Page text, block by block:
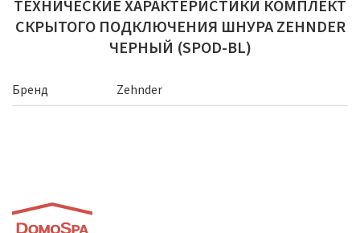
ТЕХНИЧЕСКИЕ ХАРАКТЕРИСТИКИ КОМПЛЕКТ
СКРЫТОГО ПОДКЛЮЧЕНИЯ ШНУРА ZEHNDER
ЧЕРНЫЙ (SPOD-BL)
Бренд Zehnder